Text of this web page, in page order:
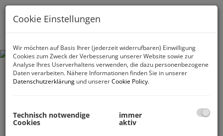
Cookie Einstellungen
Wir möchten auf Basis Ihrer (jederzeit widerrufbaren) Einwilligung
Cookies zum Zweck der Verbesserung unserer Website sowie zur
Analyse Ihres Userverhaltens verwenden, die dazu personenbezogene
Daten verarbeiten. Nähere Informationen finden Sie in unserer
Datenschutzerklärung und unsererCookie Policy.
Technisch notwendige
Cookies
immer
aktiv